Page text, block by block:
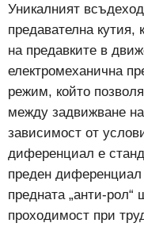
Уникалният
предавателна кутия,
на предавките в
електромеханична
режим, който
между задвижване
зависимост от
диференциал е
преден
предната „анти-рол“
проходимост при